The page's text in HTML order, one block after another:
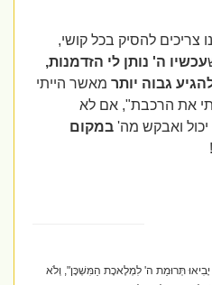
להסיק בכל קושי,
ה' נותן לי הזדמנות,
גבוה יותרמאשר הייתי
את הרכבת", אם לא
ואבקש מה'במקום
תְּרוּמַת ה' לִמְלֶאכֶת הַמִּשְׁכָּן", וְלֹא